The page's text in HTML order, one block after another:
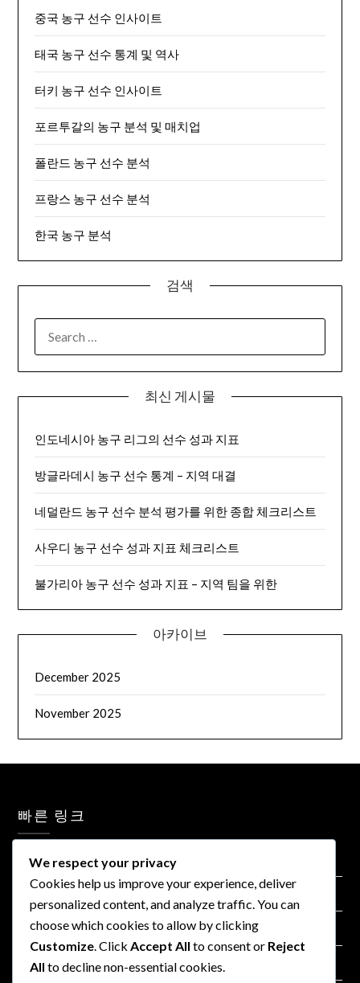
중국 농구 선수 인사이트
태국 농구 선수 통계 및 역사
터키 농구 선수 인사이트
포르투갈의 농구 분석 및 매치업
폴란드 농구 선수 분석
프랑스 농구 선수 분석
한국 농구 분석
검색
FOR:
최신 게시물
인도네시아 농구 리그의 선수 성과 지표
방글라데시 농구 선수 통계 – 지역 대결
네덜란드 농구 선수 분석 평가를 위한 종합 체크리스트
사우디 농구 선수 성과 지표 체크리스트
불가리아 농구 선수 성과 지표 – 지역 팀을 위한
아카이브
December 2025
November 2025
빠른 링크
연락처
개인정보처리방침
약에 관하여
We respect your privacy
Cookies help us improve your experience, deliver
personalized content, and analyze traffic. You can
choose which cookies to allow by clicking
Customize . Click Accept All to consent or Reject
All to decline non-essential cookies.